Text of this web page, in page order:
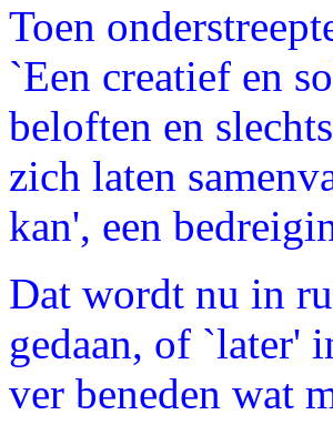
Toen
`Een creatief en
beloften en
zich laten
kan', een
Dat wordt nu in
gedaan, of `later'
ver beneden wat